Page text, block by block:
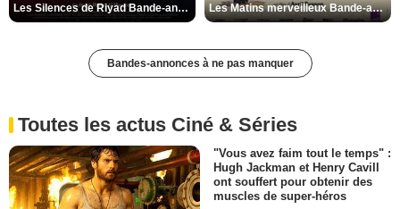
Les Silences de Riyad Bande-annonce VO STFR Les Matins merveilleux Bande-annonce VF
Bandes-annonces à ne pas manquer
Toutes les actus Ciné & Séries
"Vous avez faim tout le temps" :
Hugh Jackman et Henry Cavill
ont souffert pour obtenir des
muscles de super-héros